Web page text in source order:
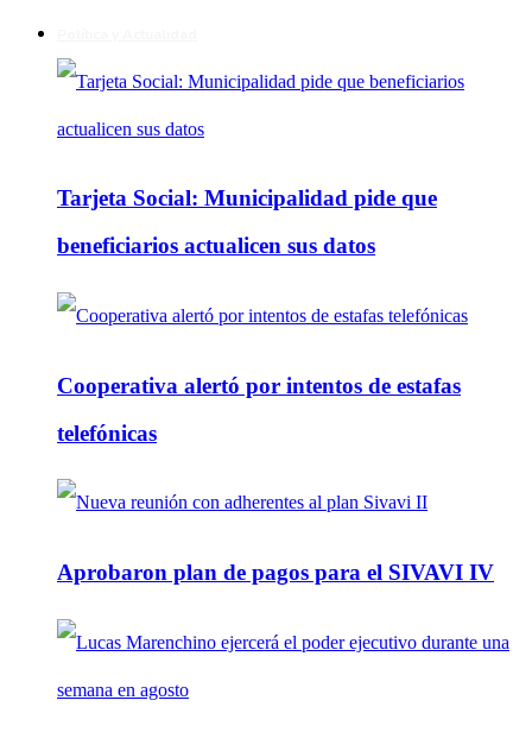
Tarjeta Social: Municipalidad pide que
beneficiarios actualicen sus datos
Cooperativa alertó por intentos de estafas
telefónicas
Aprobaron plan de pagos para el SIVAVI IV